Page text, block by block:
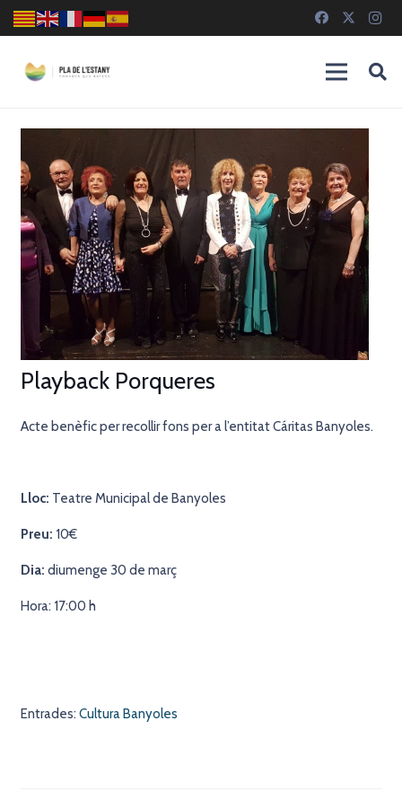
Playback Porqueres
Acte benèfic per recollir fons per a l’entitat Cáritas Banyoles.
Lloc: Teatre Municipal de Banyoles
Preu: 10€
Dia: diumenge 30 de març
Hora: 17:00 h
Entrades: Cultura Banyoles